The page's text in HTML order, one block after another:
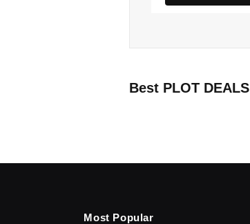
Best PLOT DEALS
Most Popular